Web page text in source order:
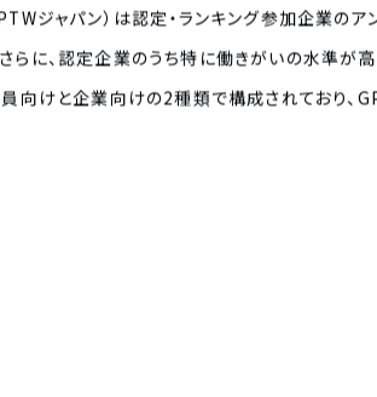
パン）は認定・ランキング参加企業のアン
らに、認定企業のうち特に働きがいの水準が
向けと企業向けの2種類で構成されており